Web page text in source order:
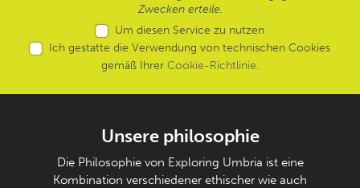
Zwecken erteile.
Um diesen Service zu nutzen
Ich gestatte die Verwendung von technischen Cookies
gemäß Ihrer Cookie-Richtlinie.
Unsere philosophie
Die Philosophie von Exploring Umbria ist eine
Kombination verschiedener ethischer wie auch